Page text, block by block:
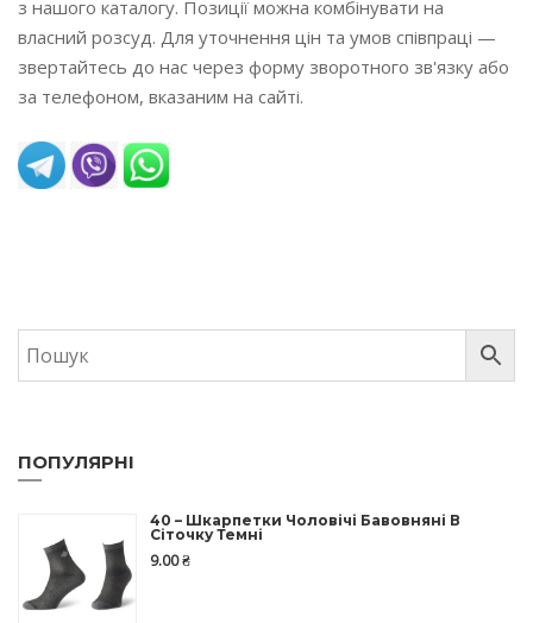
з нашого каталогу. Позиції можна комбінувати на
власний розсуд. Для уточнення цін та умов співпраці —
звертайтесь до нас через форму зворотного зв'язку або
за телефоном, вказаним на сайті.
ПОПУЛЯРНІ
40 – Шкарпетки Чоловічі Бавовняні В
Сіточку Темні
9.00₴